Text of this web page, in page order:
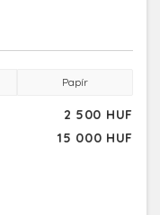
Papír
2 500 HUF
15 000 HUF